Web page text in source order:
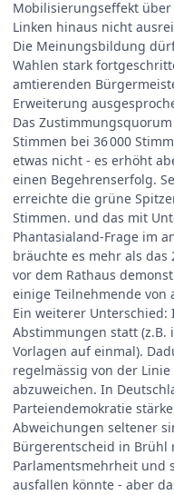
Mobilisierungseffekt
Linken hinaus nicht
Die Meinungsbildung
Wahlen stark
amtierenden
Erweiterung
Das
Stimmen bei 36 000
etwas nicht - es erhöht
einen Begehrenserfolg.
erreichte die grüne
Stimmen. und das mit
Phantasialand-Frage im
bräuchte es mehr als das
vor dem Rathaus
einige Teilnehmende von
Ein weiterer
Abstimmungen statt
Vorlagen auf einmal).
regelmässig von der
abzuweichen. In
Parteiendemokratie
Abweichungen seltener
Bürgerentscheid in Brühl
Parlamentsmehrheit und
ausfallen könnte - aber